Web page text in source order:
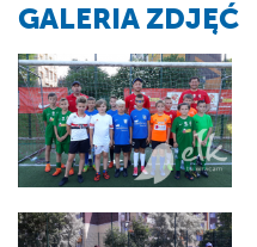
GALERIA ZDJĘĆ